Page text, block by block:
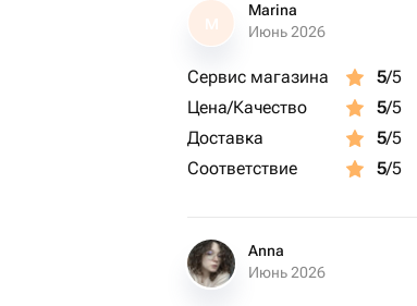
M
Marina
Июнь 2026
Сервис магазина 5/5
Цена/Качество
5/5
Доставка
5/5
Соответствие
5/5
Anna
Июнь 2026